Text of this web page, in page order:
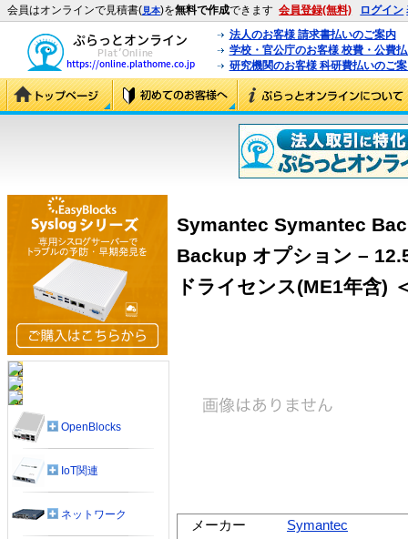
会員はオンラインで見積書(見本)を無料で作成できます 会員登録(無料) ログイン
法人のお客様 請求書払いのご案内
学校・官公庁のお客様 校費・公費
研究機関のお客様 科研費払いのご
Symantec Symantec
Backup オプション –
ドライセンス(ME1年含)
メーカー
Symantec
OpenBlocks
IoT関連
ネットワーク